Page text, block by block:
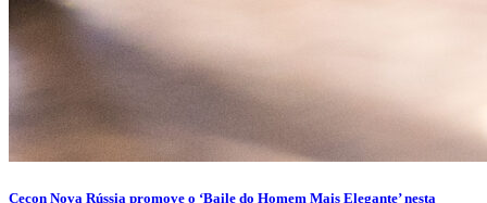
Cecon Nova Rússia promove o ‘Baile do Homem Mais Elegante’ nesta